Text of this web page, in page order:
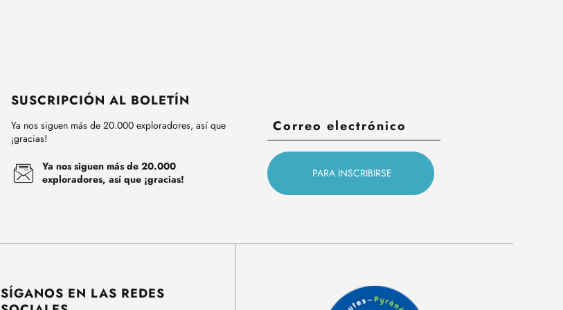
SUSCRIPCIÓN AL BOLETÍN
Ya nos siguen más de 20.000 exploradores, así que
¡gracias!
Ya nos siguen más de 20.000
exploradores, así que ¡gracias!
SÍGANOS EN LAS REDES